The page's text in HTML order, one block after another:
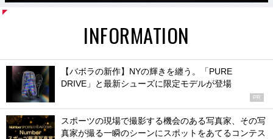
INFORMATION
【バボラの新作】NYの輝きを纏う。「PURE
DRIVE」と最新シューズに限定モデルが登場
PR
スポーツの現場で撮影する機会のある写真家、その写
真家が撮る一瞬のシーンにスポットをあてるコンテス